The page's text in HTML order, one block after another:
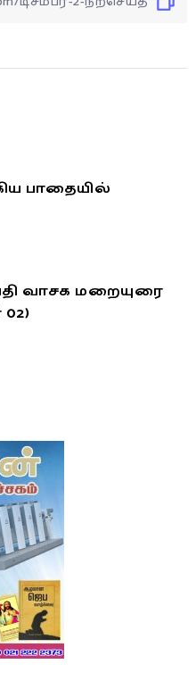
பாதையில்
வாசக மறையுரை
02)